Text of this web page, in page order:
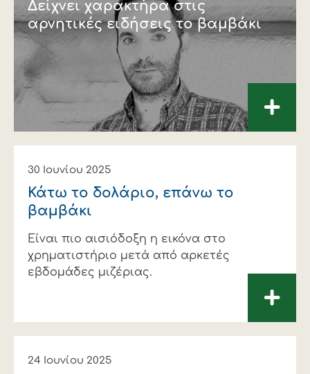
∆είχνει χαρακτήρα στις
αρνητικές ειδήσεις το βαμβάκι
+
30 Ιουνίου 2025
Κάτω το δολάριο, επάνω το
βαµβάκι
Είναι πιο αισιόδοξη η εικόνα στο
χρηµατιστήριο µετά από αρκετές
εβδοµάδες µιζέριας.
+
24 Ιουνίου 2025